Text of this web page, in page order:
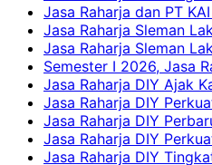
Jasa Raharja dan PT
Jasa Raharja Sleman
Jasa Raharja Sleman
Semester I 2026, Jasa
Jasa Raharja DIY Ajak
Jasa Raharja DIY
Jasa Raharja DIY
Jasa Raharja DIY
Jasa Raharja DIY